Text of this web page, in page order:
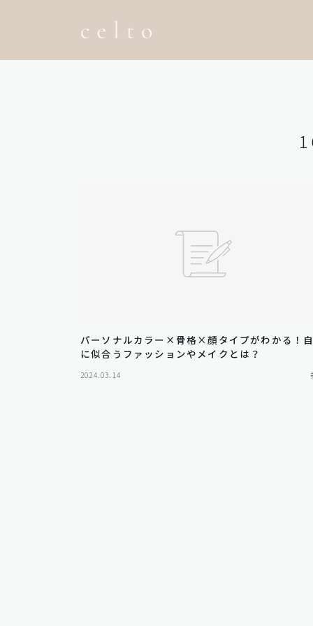
パーソナルカラー×骨格×顔タイプがわかる！
に似合うファッションやメイクとは？
2024.03.14